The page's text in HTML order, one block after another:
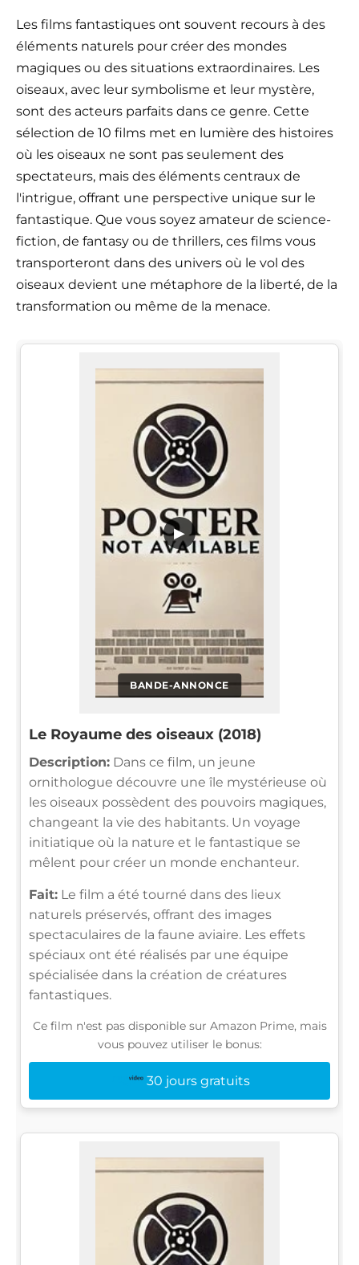
Les films fantastiques ont souvent recours à des
éléments naturels pour créer des mondes
magiques ou des situations extraordinaires. Les
oiseaux, avec leur symbolisme et leur mystère,
sont des acteurs parfaits dans ce genre. Cette
sélection de 10 films met en lumière des histoires
où les oiseaux ne sont pas seulement des
spectateurs, mais des éléments centraux de
l'intrigue, offrant une perspective unique sur le
fantastique. Que vous soyez amateur de science-
fiction, de fantasy ou de thrillers, ces films vous
transporteront dans des univers où le vol des
oiseaux devient une métaphore de la liberté, de la
transformation ou même de la menace.
BANDE-ANNONCE
▶
Le Royaume des oiseaux (2018)
Description: Dans ce film, un jeune
ornithologue découvre une île mystérieuse où
les oiseaux possèdent des pouvoirs magiques,
changeant la vie des habitants. Un voyage
initiatique où la nature et le fantastique se
mêlent pour créer un monde enchanteur.
Fait: Le film a été tourné dans des lieux
naturels préservés, offrant des images
spectaculaires de la faune aviaire. Les effets
spéciaux ont été réalisés par une équipe
spécialisée dans la création de créatures
fantastiques.
Ce film n'est pas disponible sur Amazon Prime, mais
vous pouvez utiliser le bonus:
30 jours gratuits